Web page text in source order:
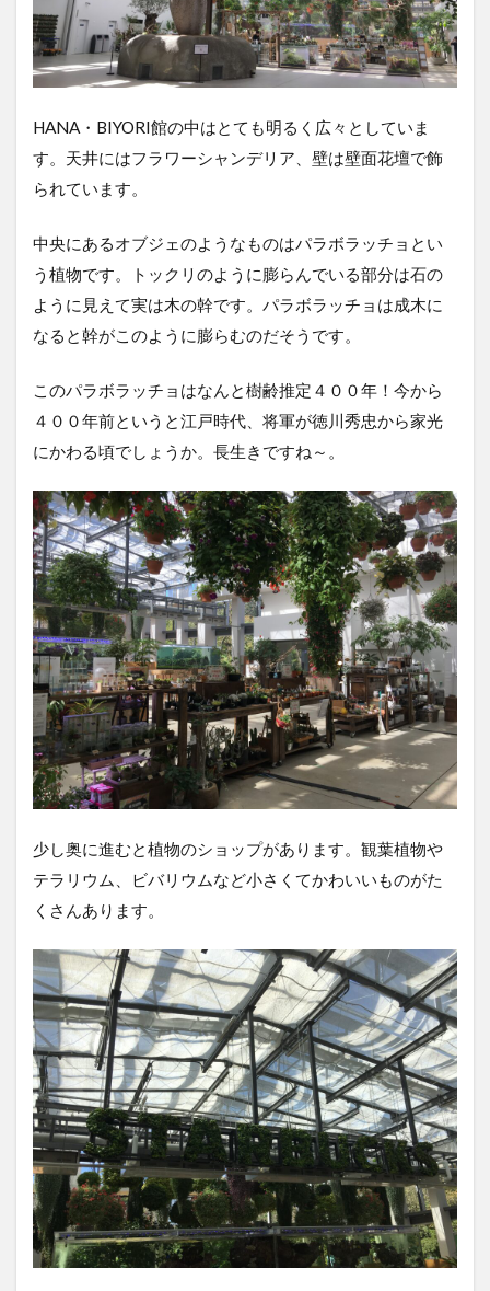
HANA・BIYORI館の中はとても明るく広々としていま
す。天井にはフラワーシャンデリア、壁は壁面花壇で飾
られています。
中央にあるオブジェのようなものはパラボラッチョとい
う植物です。トックリのように膨らんでいる部分は石の
ように見えて実は木の幹です。パラボラッチョは成木に
なると幹がこのように膨らむのだそうです。
このパラボラッチョはなんと樹齢推定４００年！今から
４００年前というと江戸時代、将軍が徳川秀忠から家光
にかわる頃でしょうか。長生きですね～。
少し奥に進むと植物のショップがあります。観葉植物や
テラリウム、ビバリウムなど小さくてかわいいものがた
くさんあります。